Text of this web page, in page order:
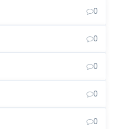
0
0
0
0
0